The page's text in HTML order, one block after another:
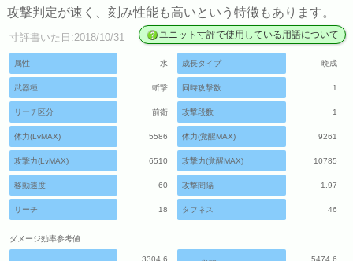
攻撃判定が速く、刻み性能も高いという特徴もあります。
寸評書いた日:2018/10/31 ユニット寸評で使用している用語について
属性 水 成長タイプ 晩成
武器種 斬撃 同時攻撃数 1
リーチ区分 前衛 攻撃段数 1
体力(LvMAX) 5586 体力(覚醒MAX) 9261
攻撃力(LvMAX) 6510 攻撃力(覚醒MAX) 10785
移動速度 60 攻撃間隔 1.97
リーチ 18 タフネス 46
ダメージ効率参考値
3304.6 5474.6